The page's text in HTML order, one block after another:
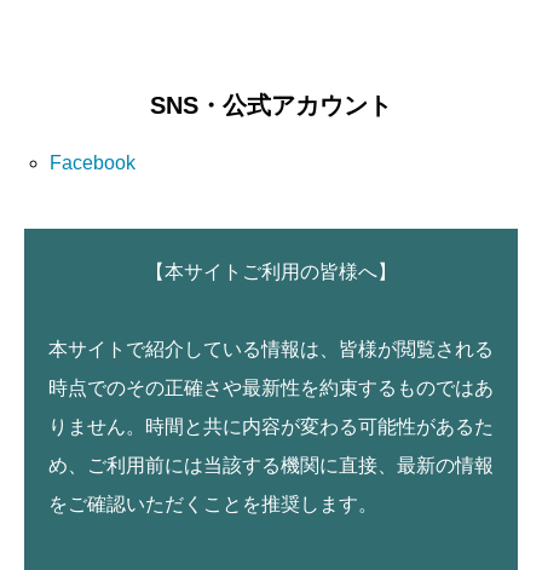
SNS・公式アカウント
Facebook
【本サイトご利用の皆様へ】
本サイトで紹介している情報は、皆様が閲覧される
時点でのその正確さや最新性を約束するものではあ
りません。時間と共に内容が変わる可能性があるた
め、ご利用前には当該する機関に直接、最新の情報
をご確認いただくことを推奨します。